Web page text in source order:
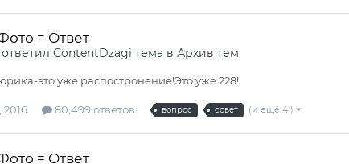
= Ответ
ContentDzagi тема в Архив тем
это уже распостронение!Это уже 228!
2016 80,499 ответов вопрос совет (и ещё 4 )
= Ответ